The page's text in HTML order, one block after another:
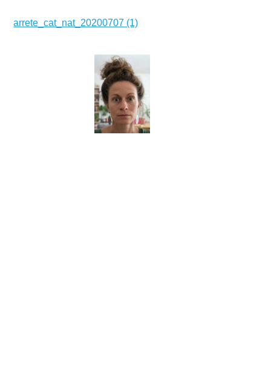
arrete_cat_nat_20200707 (1)